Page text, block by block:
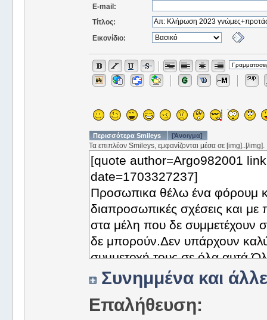
E-mail:
Τίτλος:
Εικονίδιο:
Περισσότερα Smileys [Άνοιγμα]
Τα επιπλέον Smileys, εμφανίζονται μέσα σε [img]..[/img].
Συνημμένα και
Επαλήθευση: